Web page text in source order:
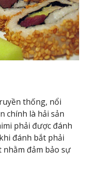
thống, nổi
chính là hải sản
phải được đánh
đánh bắt phải
đảm bảo sự